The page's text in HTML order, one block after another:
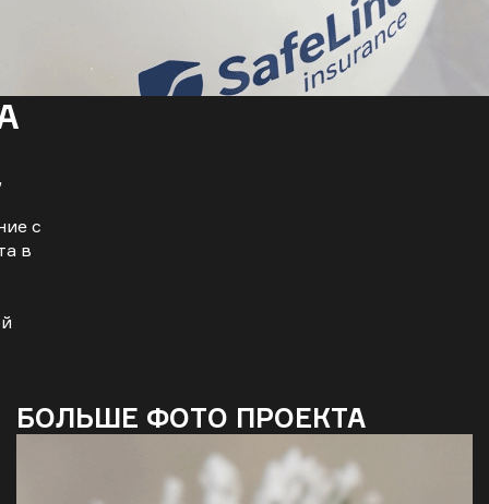
с
в
БОЛЬШЕ ФОТО ПРОЕКТА